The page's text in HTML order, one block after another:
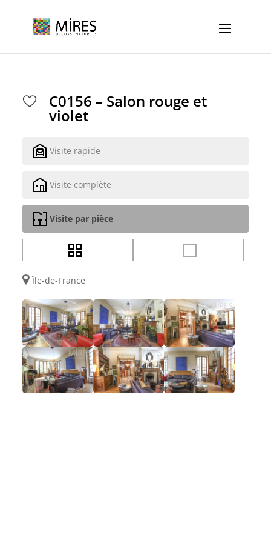
C0156 – Salon rouge et
violet
Visite rapide
Visite complète
Visite par pièce
Île-de-France